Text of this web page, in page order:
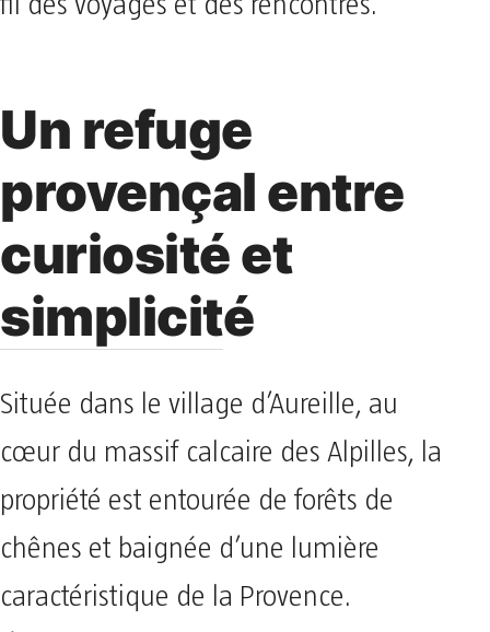
Un refuge
provençal entre
curiosité et
simplicité
Située dans le village d’Aureille, au
cœur du massif calcaire des Alpilles, la
propriété est entourée de forêts de
chênes et baignée d’une lumière
caractéristique de la Provence.